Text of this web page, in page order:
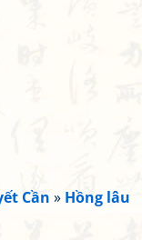
Cần » Hồng lâu